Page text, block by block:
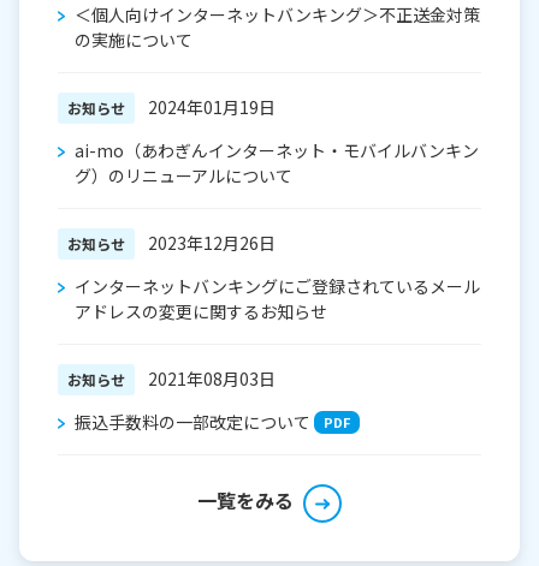
＜個人向けインターネットバンキング＞不正送金対策
の実施について
お知らせ
2024年01月19日
ai-mo（あわぎんインターネット・モバイルバンキン
グ）のリニューアルについて
お知らせ
2023年12月26日
インターネットバンキングにご登録されているメール
アドレスの変更に関するお知らせ
お知らせ
2021年08月03日
振込手数料の一部改定について
一覧をみる